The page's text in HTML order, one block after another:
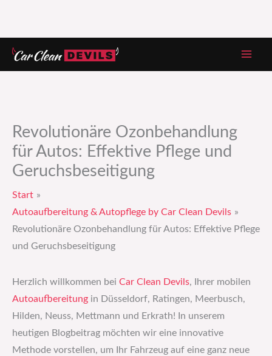
Zum
Inhalt
Revolutionäre Ozonbehandlung
für Autos: Effektive Pflege und
Geruchsbeseitigung
Start
Autoaufbereitung & Autopflege by Car Clean Devils
Revolutionäre Ozonbehandlung für Autos: Effektive Pflege
und Geruchsbeseitigung
Herzlich willkommen bei Car Clean Devils, Ihrer mobilen
Autoaufbereitung in Düsseldorf, Ratingen, Meerbusch,
Hilden, Neuss, Mettmann und Erkrath! In unserem
heutigen Blogbeitrag möchten wir eine innovative
Methode vorstellen, um Ihr Fahrzeug auf eine ganz neue